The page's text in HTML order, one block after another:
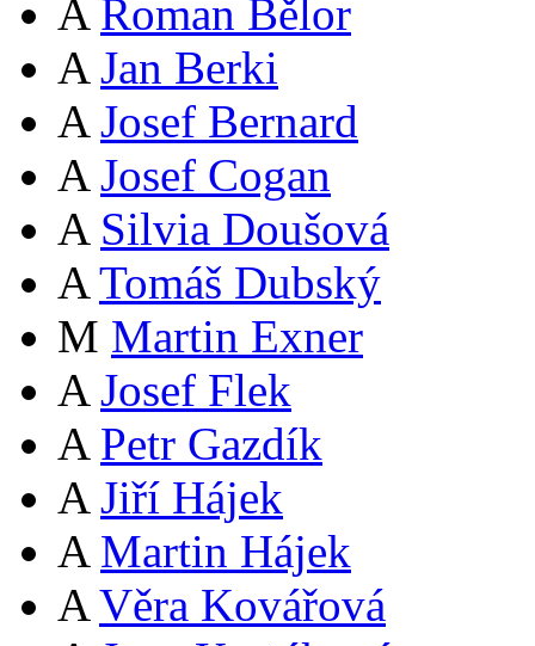
A Roman Bělor
A Jan Berki
A Josef Bernard
A Josef Cogan
A Silvia Doušová
A Tomáš Dubský
M Martin Exner
A Josef Flek
A Petr Gazdík
A Jiří Hájek
A Martin Hájek
A Věra Kovářová